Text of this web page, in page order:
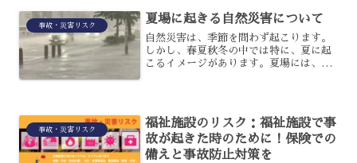
について、詳しく解説しま...
事故・災害リスク 夏場に起きる自然災害について
自然災害は、季節を問わず起こります。
しかし、春夏秋冬の中では特に、夏に起
こるイメージがあります。夏場には、ど
然災害について、解説します...
事故・災害リスク
福祉施設のリスク：福祉施設で事
故が起きた時のために！保険での
備えと事故防止対策を